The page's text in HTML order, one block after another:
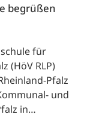
begrüßen
für
(HöV RLP)
Pfalz
und
in…